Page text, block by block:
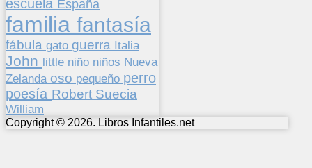
escuela España
familia fantasía
fábula gato guerra Italia
John little niño niños Nueva
Zelanda oso pequeño perro
poesía Robert Suecia
William
Copyright © 2026. Libros Infantiles.net